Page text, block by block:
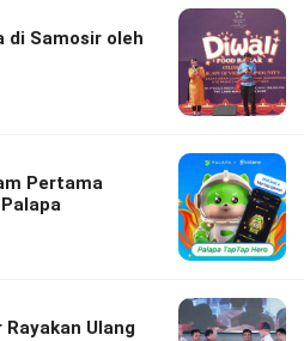
di Samosir oleh
Pertama
Ulang